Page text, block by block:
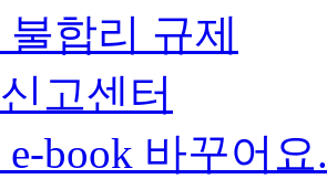
불합리 규제
신고센터
e-book 바꾸어요.